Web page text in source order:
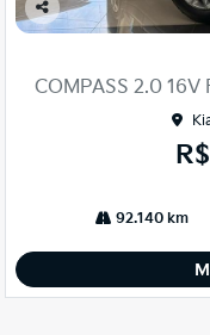
Co
lhe
COMPASS 2.0 16V
92.140 km